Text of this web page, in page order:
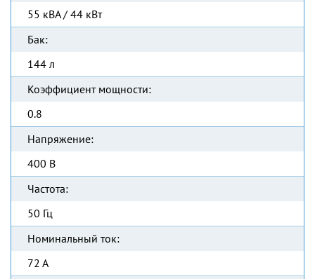
55 кВА / 44 кВт
Бак:
144 л
Коэффициент мощности:
0.8
Напряжение:
400 В
Частота:
50 Гц
Номинальный ток:
72 А